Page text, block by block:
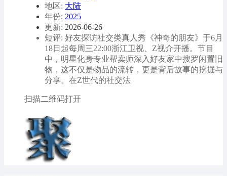
地区: 大陆
年份: 2025
更新: 2026-06-26
短评: 好友探访社交类真人秀《神奇的朋友》于6月
18日起每周三22:00浙江卫视、Z视介开播。节目
中，明星化身专业帮卖师深入好友家中搜罗闲置旧
物，这不仅是物品的流转，更是背后故事的挖掘与
分享。在Z世代的社交法
扫描二维码打开